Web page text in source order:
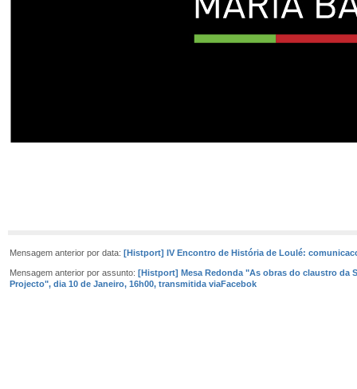
Mensagem anterior por data: [Histport] IV Encontro de História de Loulé:
Mensagem anterior por assunto: [Histport] Mesa Redonda "As obras do claustro da
Projecto", dia 10 de Janeiro, 16h00, transmitida viaFacebok